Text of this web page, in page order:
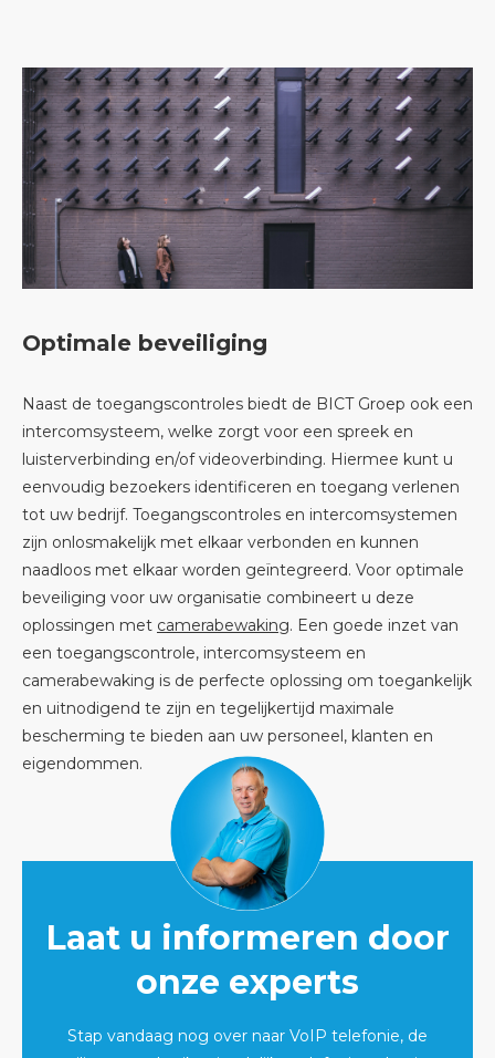
Optimale beveiliging
Naast de toegangscontroles biedt de BICT Groep ook een
intercomsysteem, welke zorgt voor een spreek en
luisterverbinding en/of videoverbinding. Hiermee kunt u
eenvoudig bezoekers identificeren en toegang verlenen
tot uw bedrijf. Toegangscontroles en intercomsystemen
zijn onlosmakelijk met elkaar verbonden en kunnen
naadloos met elkaar worden geïntegreerd. Voor optimale
beveiliging voor uw organisatie combineert u deze
oplossingen met camerabewaking. Een goede inzet van
een toegangscontrole, intercomsysteem en
camerabewaking is de perfecte oplossing om toegankelijk
en uitnodigend te zijn en tegelijkertijd maximale
bescherming te bieden aan uw personeel, klanten en
eigendommen.
Laat u informeren door
onze experts
Stap vandaag nog over naar VoIP telefonie, de